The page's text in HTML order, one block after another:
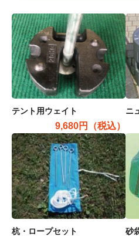
テント用ウェイト
9,680円（税込）
ニ
杭・ロープセット 砂